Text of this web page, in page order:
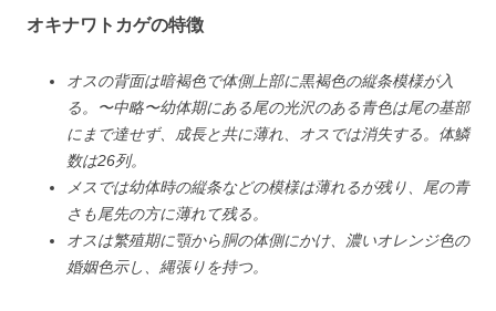
オキナワトカゲの特徴
オスの背面は暗褐色で体側上部に黒褐色の縦条模様が入
る。〜中略〜幼体期にある尾の光沢のある青色は尾の基部
にまで達せず、成長と共に薄れ、オスでは消失する。体鱗
数は26列。
メスでは幼体時の縦条などの模様は薄れるが残り、尾の青
さも尾先の方に薄れて残る。
オスは繁殖期に顎から胴の体側にかけ、濃いオレンジ色の
婚姻色示し、縄張りを持つ。